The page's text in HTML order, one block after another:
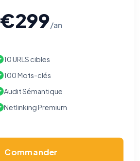
€299/an
10 URLS cibles
100 Mots-clés
Audit Sémantique
Netlinking Premium
Commander